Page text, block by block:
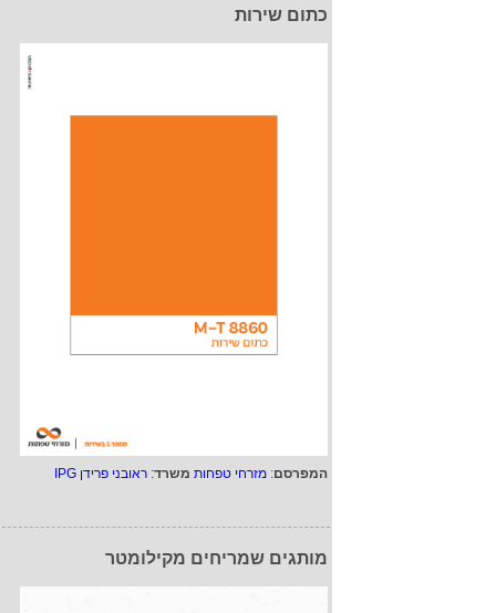
כתום שירות
המפרסם: מזרחי טפחות משרד: ראובני פרידן IPG
מותגים שמריחים מקילומטר